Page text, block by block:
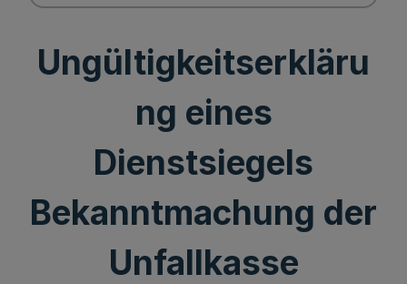
Ungültigkeitserkläru
ng eines
Dienstsiegels
Bekanntmachung der
Unfallkasse